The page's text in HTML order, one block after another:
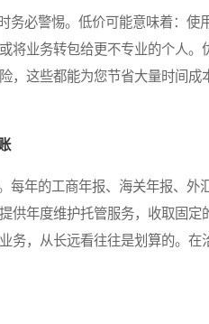
必警惕。低价可能意味着：使
将业务转包给更不专业的个人
，这些都能为您节省大量时间
年的工商年报、海关年报、外
供年度维护托管服务，收取固
务，从长远看往往是划算的。